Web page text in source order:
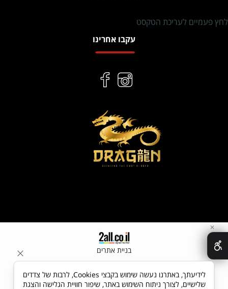
לחץ פעמיים לעריכת הטקסט
עקבו אחרינו
בניית אתרים
✕
לידיעתך, באתרנו נעשה שימוש בקבצי Cookies, לרבות של צדדים
שלישיים, לצורך ניתוח השימוש באתר, שיפור חוויית הגלישה והצגת